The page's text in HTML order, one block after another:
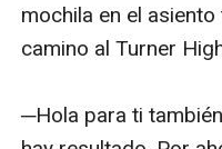
mochila en el
camino al Turner
─Hola para ti